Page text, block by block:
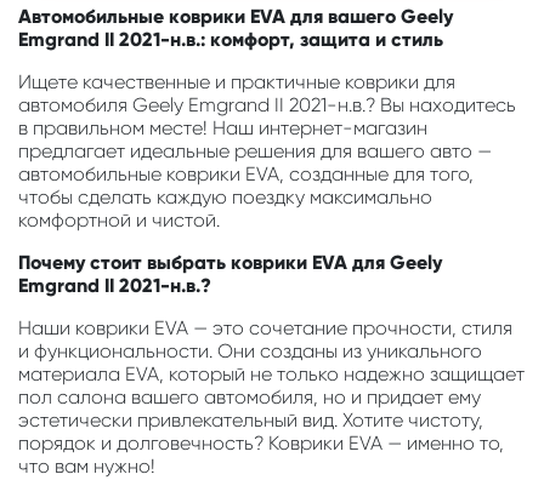
Автомобильные коврики EVA для вашего Geely
Emgrand II 2021-н.в.: комфорт, защита и стиль
Ищете качественные и практичные коврики для
автомобиля Geely Emgrand II 2021-н.в.? Вы находитесь
в правильном месте! Наш интернет-магазин
предлагает идеальные решения для вашего авто —
автомобильные коврики EVA, созданные для того,
чтобы сделать каждую поездку максимально
комфортной и чистой.
Почему стоит выбрать коврики EVA для Geely
Emgrand II 2021-н.в.?
Наши коврики EVA — это сочетание прочности, стиля
и функциональности. Они созданы из уникального
материала EVA, который не только надежно защищает
пол салона вашего автомобиля, но и придает ему
эстетически привлекательный вид. Хотите чистоту,
порядок и долговечность? Коврики EVA — именно то,
что вам нужно!